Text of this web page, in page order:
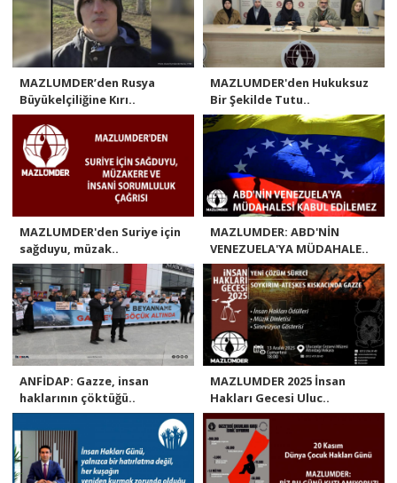
MAZLUMDER’den Rusya
Büyükelçiliğine Kırı..
MAZLUMDER'den Hukuksuz
Bir Şekilde Tutu..
MAZLUMDER'den Suriye için
sağduyu, müzak..
MAZLUMDER: ABD'NİN
VENEZUELA'YA MÜDAHALE..
ANFİDAP: Gazze, insan
haklarının çöktüğü..
MAZLUMDER 2025 İnsan
Hakları Gecesi Uluc..